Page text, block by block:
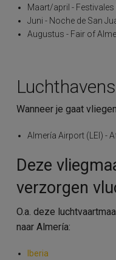
Maart/april -
Juni - Noche de San
Augustus - Fair of
Wanneer je gaat
Almería Airport (LEI) -
Deze
verzorgen
O.a. deze
naar Almería:
Iberia